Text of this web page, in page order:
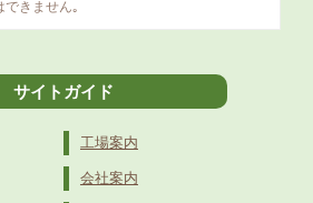
できません｡
サイトガイド
工場案内
会社案内